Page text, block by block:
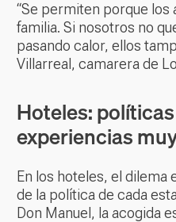
“Se permiten porque los
familia. Si nosotros no
pasando calor, ellos
Villarreal, camarera de
Hoteles:
experiencias
En los hoteles, el dilema
de la política de cada
Don Manuel, la acogida